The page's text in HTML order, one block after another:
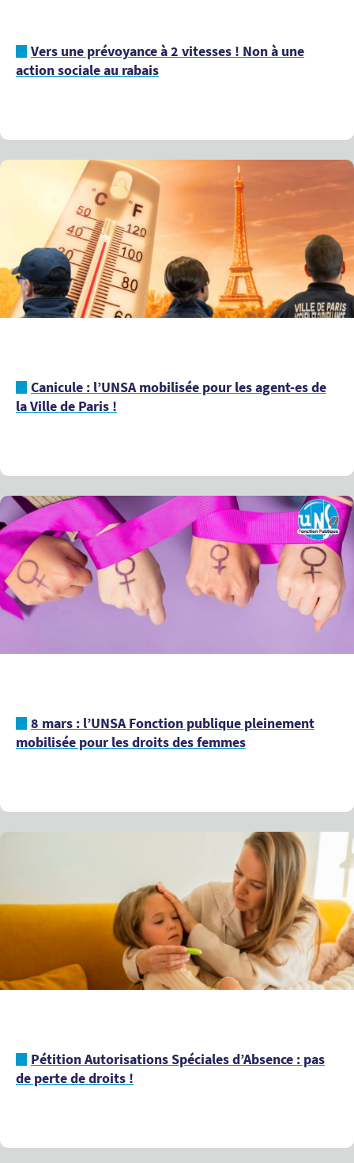
Vers une prévoyance à 2 vitesses ! Non à une
action sociale au rabais
Canicule : l’UNSA mobilisée pour les agent-es de
la Ville de Paris !
8 mars : l’UNSA Fonction publique pleinement
mobilisée pour les droits des femmes
Pétition Autorisations Spéciales d’Absence : pas
de perte de droits !